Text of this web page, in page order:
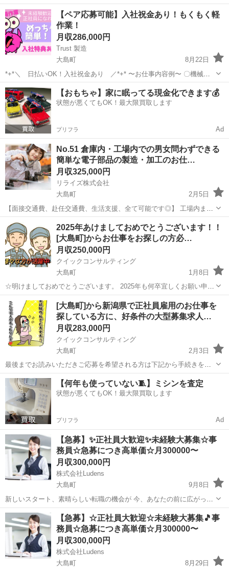
める社宅も完備！！ 下記の簡単作業をお願いします！ ♦︎マシンオペレ
ーター♦︎ →マシンに部品や材料を入れ、ボタンをポチッと押す作業 ...
東京 大島町 その他 未経験
【ペア応募可能】入社祝金あり！もくもく軽
作業！
月収286,000円
Trust 製造
大島町
8月22日
*+*＼ 日払いOK！入社祝金あり ／*+* 〜お仕事内容例〜 〇機械オ
ペレーター →機械に部品や材料を入れてボタンをポチッと押すだけ！
〇組立、ネジしめ →電動ドライバーなどを使って、複数の部...
東京 大島町 その他 未経験
【おもちゃ】家に眠ってる現金化できます💰
状態が悪くてもOK！最大限買取します
プリフラ Ad
No.51 倉庫内・工場内での男女問わずできる
簡単な電子部品の製造・加工のお仕…
月収325,000円
リライズ株式会社
大島町
2月5日
【面接交通費、赴任交通費、生活支援、全て可能です◎】 工場内また
は倉庫内における簡単な電子部品製造のお仕事になります！ 未経験の
方が始めるのにうってつけのお仕事です。 男性も女性も活躍できる職
場となっております。 ...
東京 その他 業務
2025年あけましておめでとうございます！！
[大島町]からお仕事をお探しの方必…
月収250,000円
クイックコンサルティング
大島町
1月8日
☆明けましておめでとうございます。 2025年も何卒宜しくお願い申し
上げます。 数ある求人の中から弊社の求人をご覧いただきありがとう
ございます♪ ◇ジモティーさん限定で新年最初のキャンペーン開催い
たします!! 1月中...
東京 大島町 その他 病院
[大島町]から新潟県で正社員雇用のお仕事を
探している方に、好条件の大型募集求人…
月収283,000円
クイックコンサルティング
大島町
2月3日
最後までお読みいただきご応募を希望される方は下記から手続きをよ
ろしくお願いいたします!! ご覧になられている求人以外の取り扱いも
1000件以上ございますので、相談だけでも大歓迎です♪♪ ≪受け付けは
こちらからお願いいたし...
東京 大島町 工場
【何年も使っていない🧵】ミシンを査定
状態が悪くてもOK！最大限買取します
プリフラ Ad
【急募】✨正社員大歓迎✨未経験大募集☆事
務員☆急募につき高単価☆月300000〜
月収300,000円
株式会社Ludens
大島町
9月8日
新しいスタート、素晴らしい転職の機会が 今、あなたの前に広がって
います！ もし、今のお仕事に少しでも 物足りなさを感じているのであ
れば 新たな環境に挑戦してみませんか？？ 新しい職場で、充実感たっ
ぷりの経験を ...
東京 大島町 事務 未経験
【急募】☆正社員大歓迎☆未経験大募集🎵事
務員☆急募につき高単価☆月300000〜
月収300,000円
株式会社Ludens
大島町
8月29日